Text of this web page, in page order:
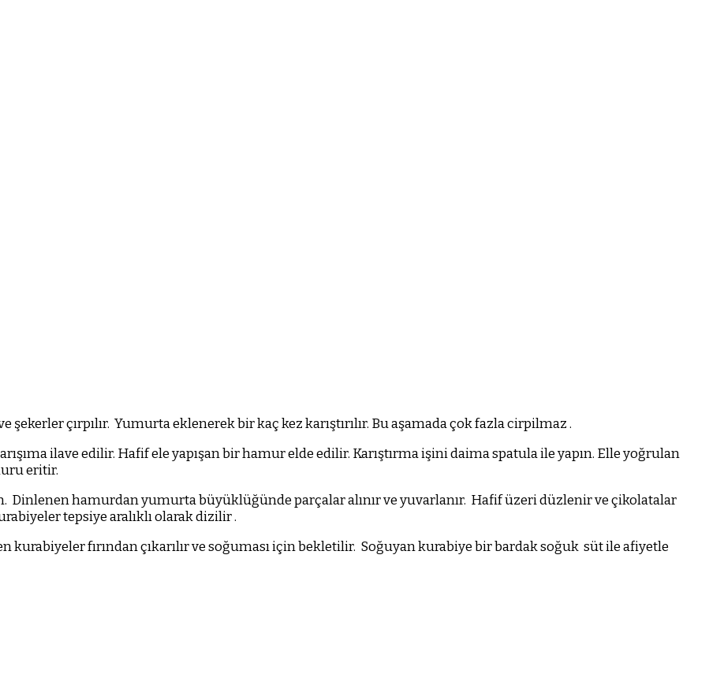
şekerler çırpılır. Yumurta eklenerek bir kaç kez karıştırılır. Bu aşamada çok fazla cirpilmaz .
ilave edilir. Hafif ele yapışan bir hamur elde edilir. Karıştırma işini daima spatula ile yapın. Elle yoğrulan
eritir.
Dinlenen hamurdan yumurta büyüklüğünde parçalar alınır ve yuvarlanır. Hafif üzeri düzlenir ve çikolatalar
tepsiye aralıklı olarak dizilir .
kurabiyeler fırından çıkarılır ve soğuması için bekletilir. Soğuyan kurabiye bir bardak soğuk süt ile afiyetle